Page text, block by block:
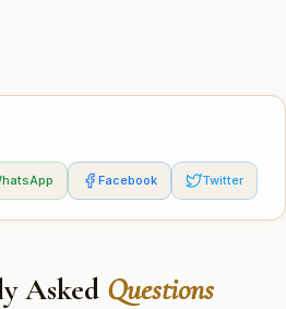
Facebook Twitter
Asked Questions